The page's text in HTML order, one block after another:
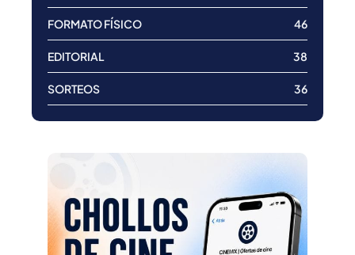
FORMATO FÍSICO 46
EDITORIAL 38
SORTEOS 36